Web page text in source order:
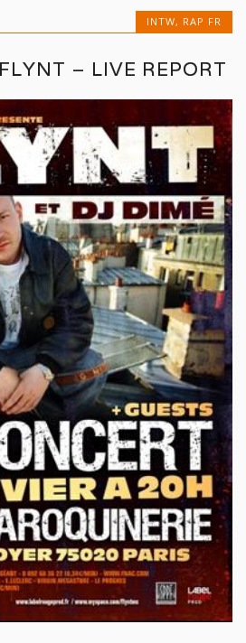
INTW, RAP FR
– LIVE REPORT